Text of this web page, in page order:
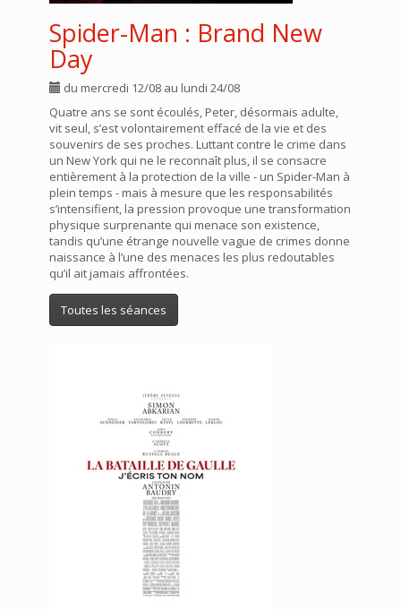
Spider-Man : Brand New
Day
du mercredi 12/08 au lundi 24/08
Quatre ans se sont écoulés, Peter, désormais adulte,
vit seul, s’est volontairement effacé de la vie et des
souvenirs de ses proches. Luttant contre le crime dans
un New York qui ne le reconnaît plus, il se consacre
entièrement à la protection de la ville - un Spider-Man à
plein temps - mais à mesure que les responsabilités
s’intensifient, la pression provoque une transformation
physique surprenante qui menace son existence,
tandis qu’une étrange nouvelle vague de crimes donne
naissance à l’une des menaces les plus redoutables
qu’il ait jamais affrontées.
Toutes les séances